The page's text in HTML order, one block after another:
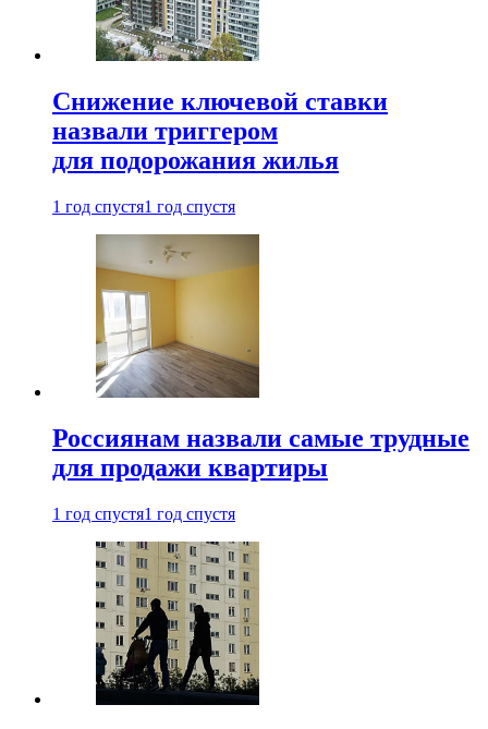
Снижение ключевой ставки
назвали триггером
для подорожания жилья
1 год спустя1 год спустя
Россиянам назвали самые трудные
для продажи квартиры
1 год спустя1 год спустя